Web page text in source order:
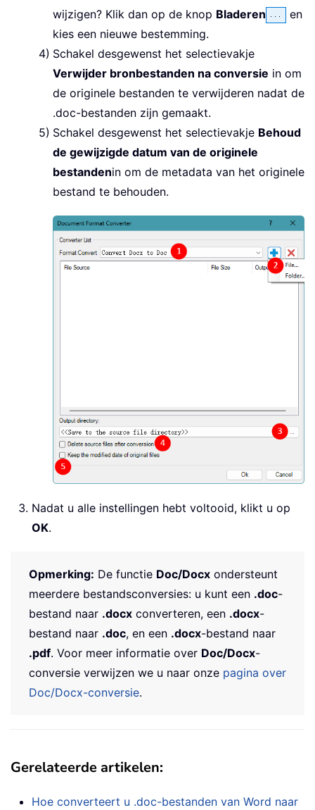
wijzigen? Klik dan op de knop Bladeren
en
kies een nieuwe bestemming.
Schakel desgewenst het selectievakje
Verwijder bronbestanden na conversie in om
de originele bestanden te verwijderen nadat de
.doc-bestanden zijn gemaakt.
Schakel desgewenst het selectievakje Behoud
de gewijzigde datum van de originele
bestandenin om de metadata van het originele
bestand te behouden.
Nadat u alle instellingen hebt voltooid, klikt u op
OK.
Opmerking: De functie Doc/Docx ondersteunt
meerdere bestandsconversies: u kunt een .doc-
bestand naar .docx converteren, een .docx-
bestand naar .doc, en een .docx-bestand naar
.pdf. Voor meer informatie over Doc/Docx-
conversie verwijzen we u naar onze pagina over
Doc/Docx-conversie.
Gerelateerde artikelen:
Hoe converteert u .doc-bestanden van Word naar